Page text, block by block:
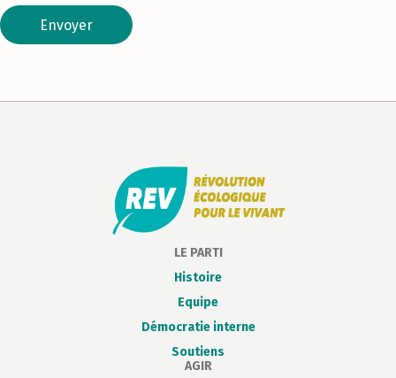
Envoyer
LE PARTI
Histoire
Equipe
Démocratie interne
Soutiens
AGIR